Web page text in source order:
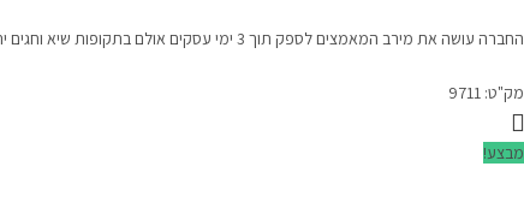
מפורצלן
ROSELIA
החברה עושה את מירב המאמצים לספק תוך 3 ימי עסקים אולם בתקופות שיא וחגים יתכנו עיכובים אנא קבלו זאת בהבנה והכלה.
מק"ט: 9711
מבצע!